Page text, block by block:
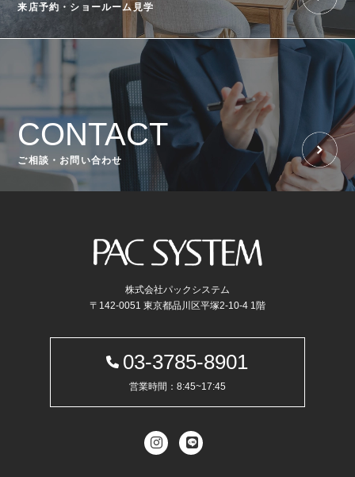
来店予約・ショールーム見学
CONTACT
ご相談・お問い合わせ
株式会社パックシステム
〒142-0051 東京都品川区平塚2-10-4 1階
03-3785-8901
営業時間：8:45~17:45